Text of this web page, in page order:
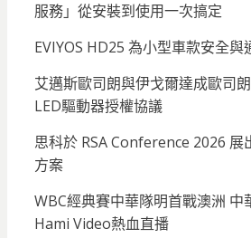
服務」從安裝到使用一次搞定
EVIYOS HD25 為小型車款安全
艾邁斯歐司朗與伊戈爾達成歐司
LED驅動器授權協議
思科於 RSA Conference 2026 展
方案
WBC經典賽中華隊明首戰澳洲 中
Hami Video熱血直播